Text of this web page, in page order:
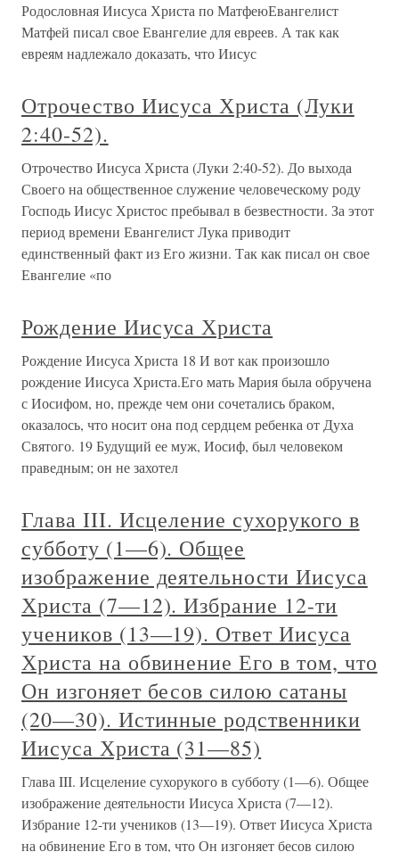
Родословная Иисуса Христа по МатфеюЕвангелист
Матфей писал свое Евангелие для евреев. А так как
евреям надлежало доказать, что Иисус
Отрочество Иисуса Христа (Луки
2:40-52).
Отрочество Иисуса Христа (Луки 2:40-52). До выхода
Своего на общественное служение человеческому роду
Господь Иисус Христос пребывал в безвестности. За этот
период времени Евангелист Лука приводит
единственный факт из Его жизни. Так как писал он свое
Евангелие «по
Рождение Иисуса Христа
Рождение Иисуса Христа 18 И вот как произошло
рождение Иисуса Христа.Его мать Мария была обручена
с Иосифом, но, прежде чем они сочетались браком,
оказалось, что носит она под сердцем ребенка от Духа
Святого. 19 Будущий ее муж, Иосиф, был человеком
праведным; он не захотел
Глава III. Исцеление сухорукого в
субботу (1—6). Общее
изображение деятельности Иисуса
Христа (7—12). Избрание 12-ти
учеников (13—19). Ответ Иисуса
Христа на обвинение Его в том, что
Он изгоняет бесов силою сатаны
(20—30). Истинные родственники
Иисуса Христа (31—85)
Глава III. Исцеление сухорукого в субботу (1—6). Общее
изображение деятельности Иисуса Христа (7—12).
Избрание 12-ти учеников (13—19). Ответ Иисуса Христа
на обвинение Его в том, что Он изгоняет бесов силою